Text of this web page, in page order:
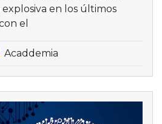
en los últimos
el
Acaddemia